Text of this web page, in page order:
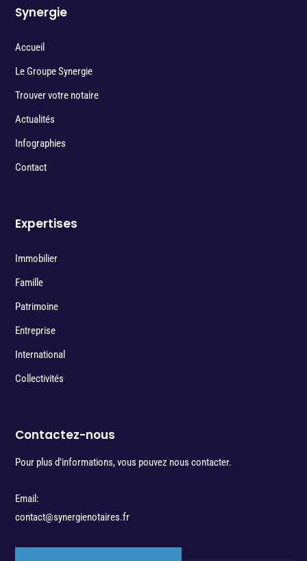
Synergie
Accueil
Le Groupe Synergie
Trouver votre notaire
Actualités
Infographies
Contact
Expertises
Immobilier
Famille
Patrimoine
Entreprise
International
Collectivités
Contactez-nous
Pour plus d’informations, vous pouvez nous contacter.
Email:
contact@synergienotaires.fr